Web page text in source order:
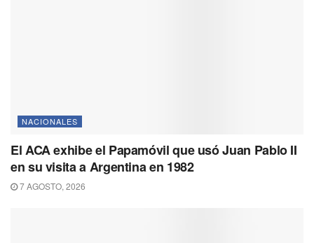
NACIONALES
El ACA exhibe el Papamóvil que usó Juan Pablo II
en su visita a Argentina en 1982
7 AGOSTO, 2026